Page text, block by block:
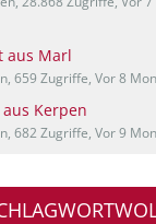
aus Marl
659 Zugriffe, Vor 8
Kerpen
682 Zugriffe, Vor 9